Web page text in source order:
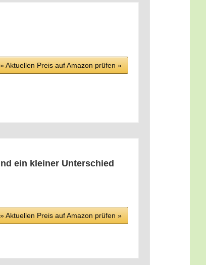
» Aktu­el­len Preis auf Ama­zon prü­fen »
ein klei­ner Unter­schied
» Aktu­el­len Preis auf Ama­zon prü­fen »